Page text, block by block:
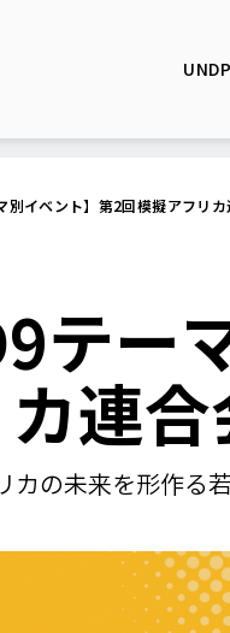
別イベント】第2回模擬アフリ
テ
連
の未来を形作る